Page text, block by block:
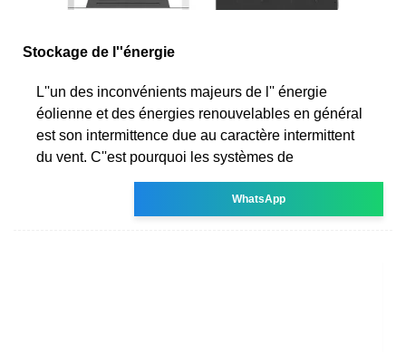
Stockage de l''énergie
L''un des inconvénients majeurs de l'' énergie
éolienne et des énergies renouvelables en général
est son intermittence due au caractère intermittent
du vent. C''est pourquoi les systèmes de
WhatsApp